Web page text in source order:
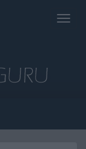
Toggle